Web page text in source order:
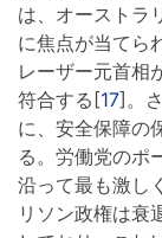
は、オーストラ
に焦点が当てら
レーザー元首相
符合する[17]。
に、安全保障の
る。労働党のポ
沿って最も激し
リソン政権は衰